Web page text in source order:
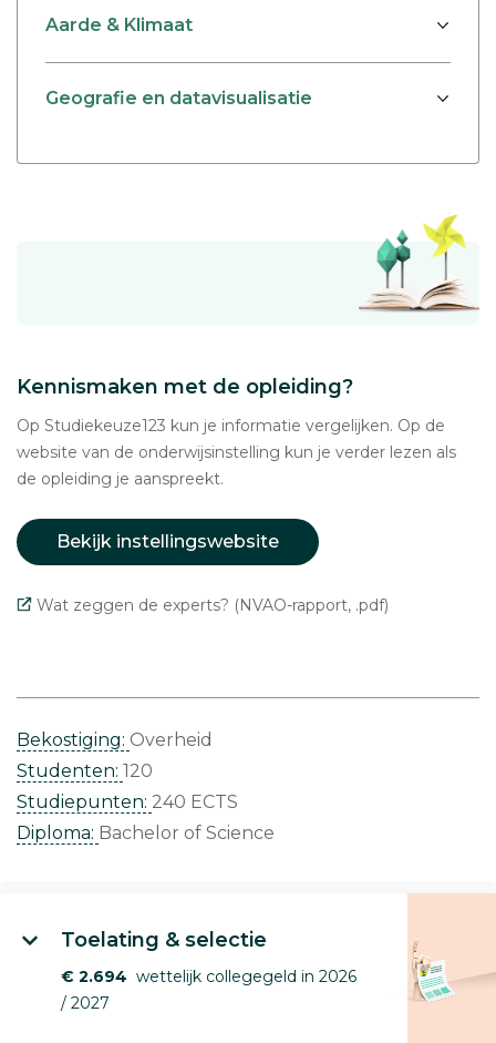
Aarde & Klimaat
Geografie en datavisualisatie
Kennismaken met de opleiding?
Op Studiekeuze123 kun je informatie vergelijken. Op de
website van de onderwijsinstelling kun je verder lezen als
de opleiding je aanspreekt.
Bekijk instellingswebsite
Wat zeggen de experts? (NVAO-rapport, .pdf)
Bekostiging: Overheid
Studenten: 120
Studiepunten: 240 ECTS
Diploma: Bachelor of Science
Toelating & selectie
€ 2.694 wettelijk collegegeld in 2026
/ 2027